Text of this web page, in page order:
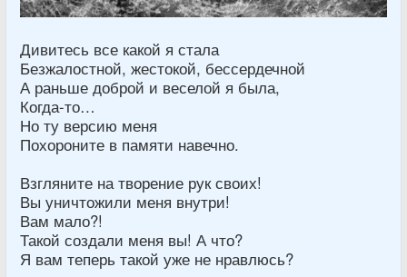
Дивитесь все какой я стала
Безжалостной, жестокой, бессердечной
А раньше доброй и веселой я была,
Когда-то…
Но ту версию меня
Похороните в памяти навечно.
Взгляните на творение рук своих!
Вы уничтожили меня внутри!
Вам мало?!
Такой создали меня вы! А что?
Я вам теперь такой уже не нравлюсь?